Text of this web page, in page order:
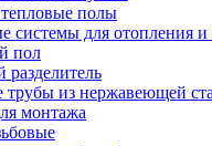
полы
системы для отопления
пол
разделитель
трубы из нержавеющей
монтажа